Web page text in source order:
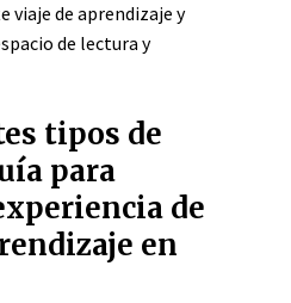
viaje de aprendizaje y
de lectura y
tipos de
para
de
en